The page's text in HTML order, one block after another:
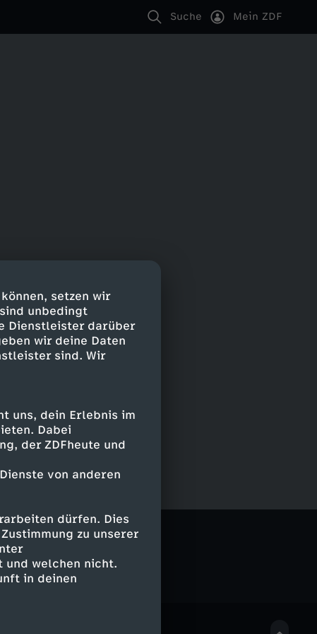
setzen wir
unbedingt
Dienstleister darüber
wir deine Daten
sind. Wir
uns, dein Erlebnis im
Dabei
der ZDFheute und
von anderen
dürfen. Dies
zu unserer
und welchen nicht.
in deinen
Suche Mein ZDF